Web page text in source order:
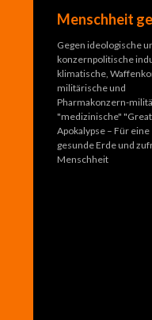
Menschheit
Gegen ideologische
konzernpolitische
klimatische,
militärische und
Pharmakonzern-
"medizinische"
Apokalypse – Für eine
gesunde Erde und
Menschheit